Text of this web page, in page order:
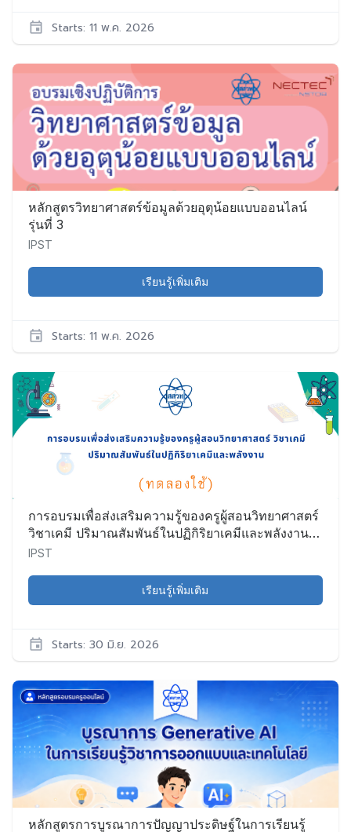
Starts: 11 พ.ค. 2026
IPST
CS087
เริ่ม:
11
พ.ค.
2026
หลักสูตรวิทยาศาสตร์ข้อมูลด้วยอุตุน้อยแบบออนไลน์
รุ่นที่ 3
IPST
เรียนรู้เพิ่มเติม
Starts: 11 พ.ค. 2026
IPST
CS088
เริ่ม:
11
พ.ค.
2026
การอบรมเพื่อส่งเสริมความรู้ของครูผู้สอนวิทยาศาสตร์
วิชาเคมี ปริมาณสัมพันธ์ในปฏิกิริยาเคมีและพลังงาน
(ทดลองใช้)
IPST
เรียนรู้เพิ่มเติม
Starts: 30 มิ.ย. 2026
IPST
CHEM005
เริ่ม:
30
มิ.ย.
2026
หลักสูตรการบูรณาการปัญญาประดิษฐ์ในการเรียนรู้